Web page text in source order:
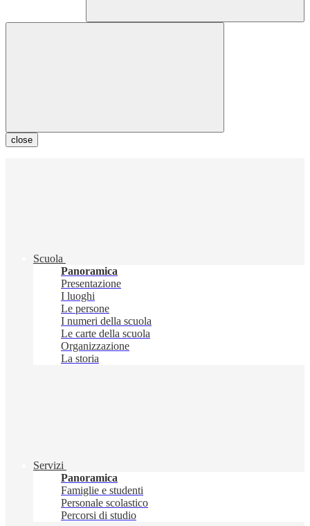
close
Scuola
Panoramica
Presentazione
I luoghi
Le persone
I numeri della scuola
Le carte della scuola
Organizzazione
La storia
Servizi
Panoramica
Famiglie e studenti
Personale scolastico
Percorsi di studio